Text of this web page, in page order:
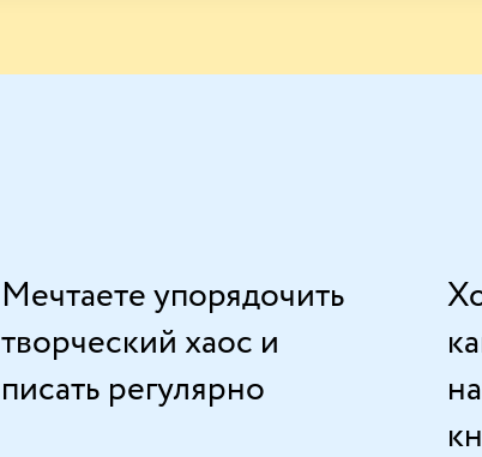
Мечтаете упорядочить
творческий хаос и
писать регулярно